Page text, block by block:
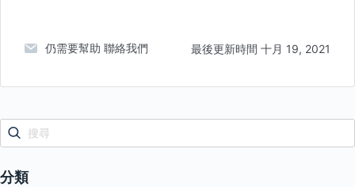
仍需要幫助 聯絡我們 最後更新時間 十月 19, 2021
分類